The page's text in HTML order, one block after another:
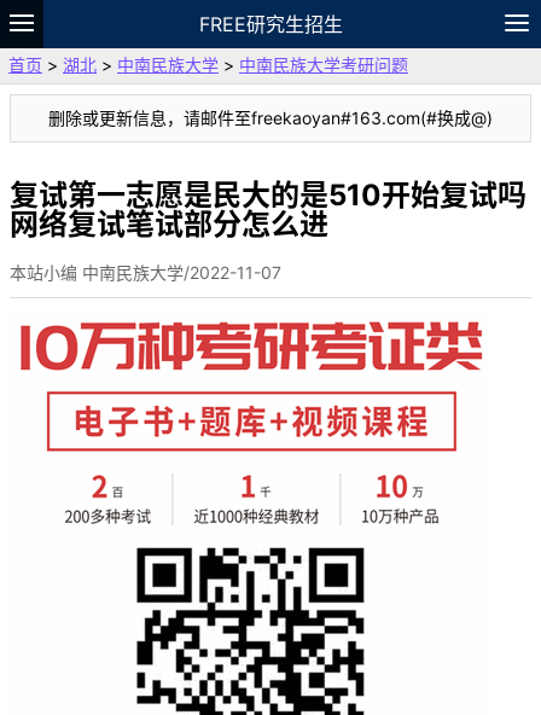
FREE研究生招生
题库
故事 专题 APP 笔记
论坛
VIP
资料
首页 > 湖北 > 中南民族大学 > 中南民族大学考研问题
删除或更新信息，请邮件至freekaoyan#163.com(#换成@)
复试第一志愿是民大的是510开始复试吗
网络复试笔试部分怎么进
本站小编 中南民族大学/2022-11-07